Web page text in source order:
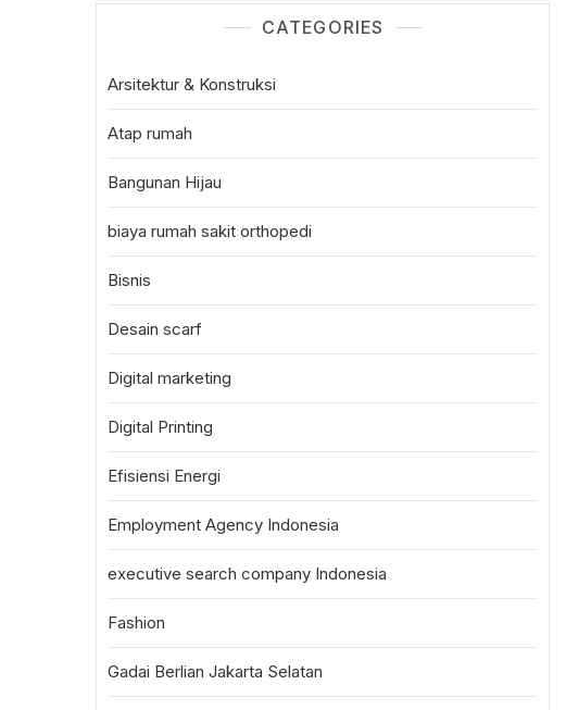
CATEGORIES
Arsitektur & Konstruksi
Atap rumah
Bangunan Hijau
biaya rumah sakit orthopedi
Bisnis
Desain scarf
Digital marketing
Digital Printing
Efisiensi Energi
Employment Agency Indonesia
executive search company Indonesia
Fashion
Gadai Berlian Jakarta Selatan